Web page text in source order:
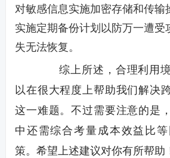
对敏感信息实施加密存储和传输
实施定期备份计划以防万一遭受
失无法恢复。
综上所述，合理利用境
以在很大程度上帮助我们解决
这一难题。不过需要注意的是
中还需综合考量成本效益比
策。希望上述建议对你有所帮助